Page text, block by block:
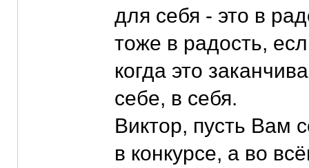
для себя - это в
тоже в радость,
когда это
себе, в себя.
Виктор, пусть Вам
в конкурсе, а во